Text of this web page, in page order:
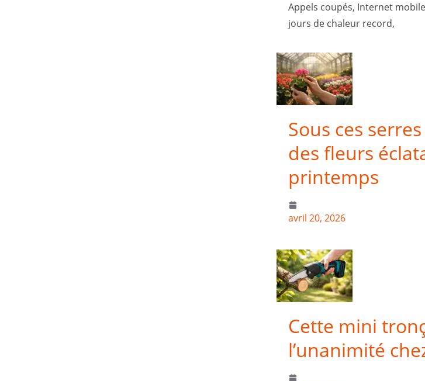
Appels coupés, Internet
jours de chaleur record,
Sous ces
des fleurs
printemps
avril 20, 2026
Cette mini
l’unanimité